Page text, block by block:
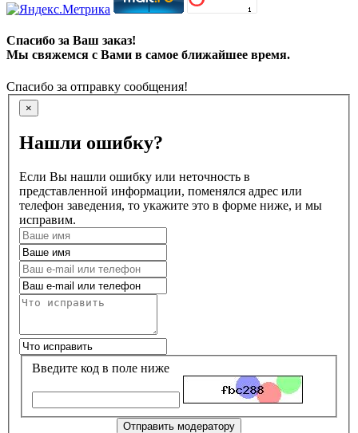
Спасибо за Ваш заказ!
Мы свяжемся с Вами в самое ближайшее время.
Спасибо за отправку сообщения!
×
Нашли ошибку?
Если Вы нашли ошибку или неточность в
представленной информации, поменялся адрес или
телефон заведения, то укажите это в форме ниже, и мы
исправим.
Введите код в поле ниже
Отправить модератору